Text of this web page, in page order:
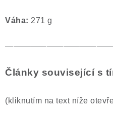
Váha: 271 g
Články související s
(kliknutím na text níže